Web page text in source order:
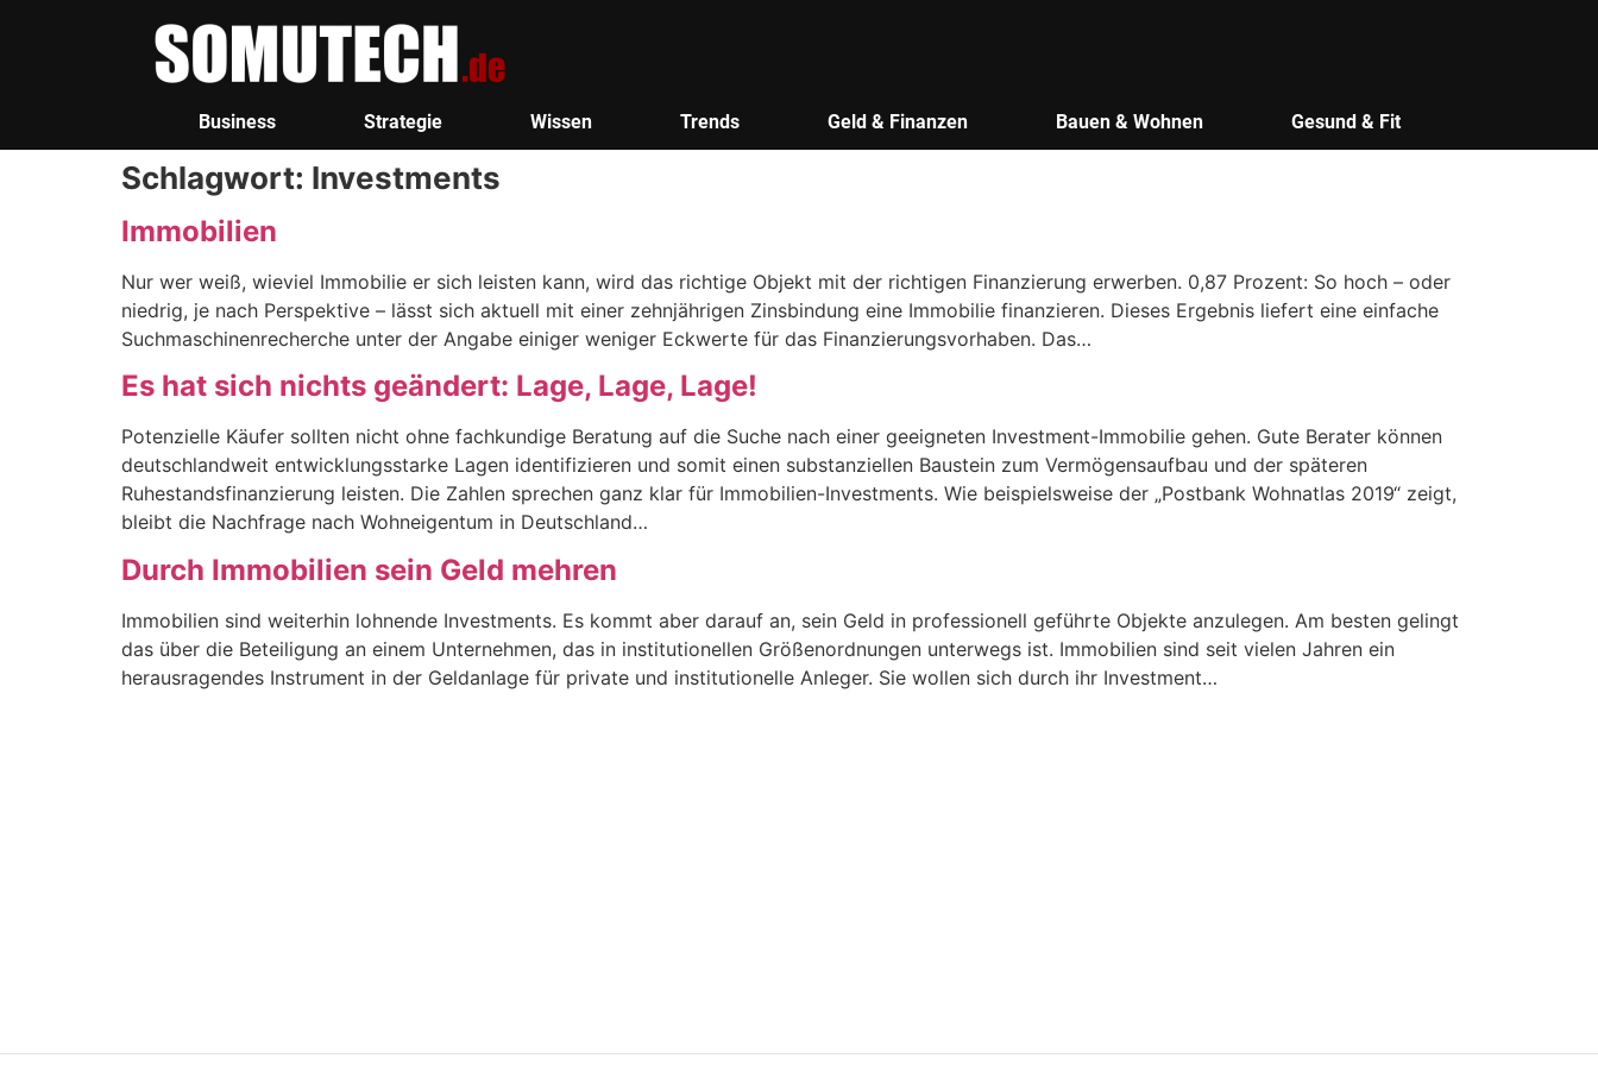
Business Strategie Wissen Trends Geld & Finanzen Bauen & Wohnen Gesund & Fit
Schlagwort: Investments
Immobilien
Nur wer weiß, wieviel Immobilie er sich leisten kann, wird das richtige Objekt mit der richtigen Finanzierung erwerben. 0,87 Prozent: So hoch – oder
niedrig, je nach Perspektive – lässt sich aktuell mit einer zehnjährigen Zinsbindung eine Immobilie finanzieren. Dieses Ergebnis liefert eine einfache
Suchmaschinenrecherche unter der Angabe einiger weniger Eckwerte für das Finanzierungsvorhaben. Das…
Es hat sich nichts geändert: Lage, Lage, Lage!
Potenzielle Käufer sollten nicht ohne fachkundige Beratung auf die Suche nach einer geeigneten Investment-Immobilie gehen. Gute Berater können
deutschlandweit entwicklungsstarke Lagen identifizieren und somit einen substanziellen Baustein zum Vermögensaufbau und der späteren
Ruhestandsfinanzierung leisten. Die Zahlen sprechen ganz klar für Immobilien-Investments. Wie beispielsweise der „Postbank Wohnatlas 2019“ zeigt,
bleibt die Nachfrage nach Wohneigentum in Deutschland…
Durch Immobilien sein Geld mehren
Immobilien sind weiterhin lohnende Investments. Es kommt aber darauf an, sein Geld in professionell geführte Objekte anzulegen. Am besten gelingt
das über die Beteiligung an einem Unternehmen, das in institutionellen Größenordnungen unterwegs ist. Immobilien sind seit vielen Jahren ein
herausragendes Instrument in der Geldanlage für private und institutionelle Anleger. Sie wollen sich durch ihr Investment…